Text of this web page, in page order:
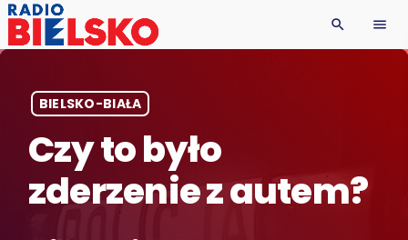
search menu
BIELSKO-BIAŁA
Czy to było
zderzenie z autem?